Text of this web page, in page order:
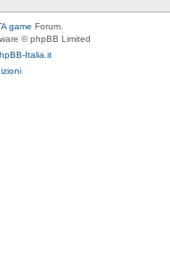
game Forum.
© phpBB Limited
Italia.it